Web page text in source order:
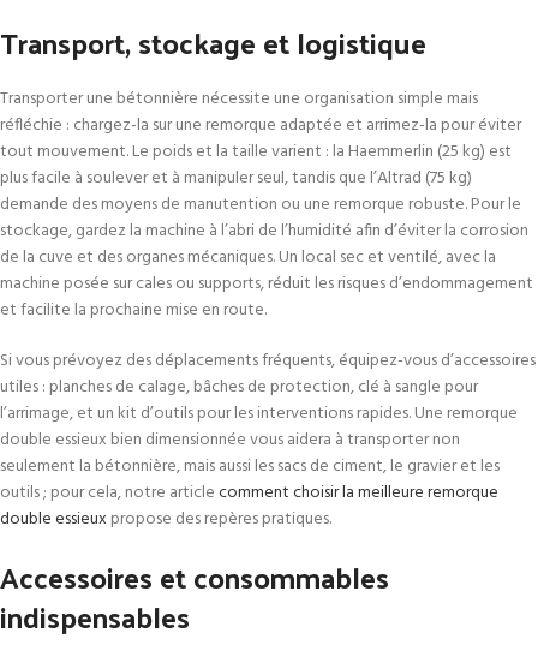
Transport, stockage et logistique
Transporter une bétonnière nécessite une organisation simple mais
réfléchie : chargez-la sur une remorque adaptée et arrimez-la pour éviter
tout mouvement. Le poids et la taille varient : la Haemmerlin (25 kg) est
plus facile à soulever et à manipuler seul, tandis que l’Altrad (75 kg)
demande des moyens de manutention ou une remorque robuste. Pour le
stockage, gardez la machine à l’abri de l’humidité afin d’éviter la corrosion
de la cuve et des organes mécaniques. Un local sec et ventilé, avec la
machine posée sur cales ou supports, réduit les risques d’endommagement
et facilite la prochaine mise en route.
Si vous prévoyez des déplacements fréquents, équipez-vous d’accessoires
utiles : planches de calage, bâches de protection, clé à sangle pour
l’arrimage, et un kit d’outils pour les interventions rapides. Une remorque
double essieux bien dimensionnée vous aidera à transporter non
seulement la bétonnière, mais aussi les sacs de ciment, le gravier et les
outils ; pour cela, notre articlecomment choisir la meilleure remorque
double essieux propose des repères pratiques.
Accessoires et consommables
indispensables